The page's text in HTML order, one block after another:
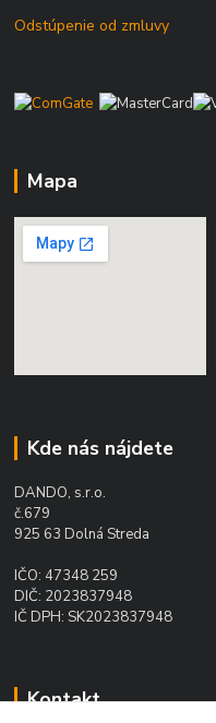
Odstúpenie od zmluvy
Mapa
Kde nás nájdete
DANDO, s.r.o.
č.679
925 63 Dolná Streda
IČO: 47348 259
DIČ: 2023837948
IČ DPH: SK2023837948
Kontakt